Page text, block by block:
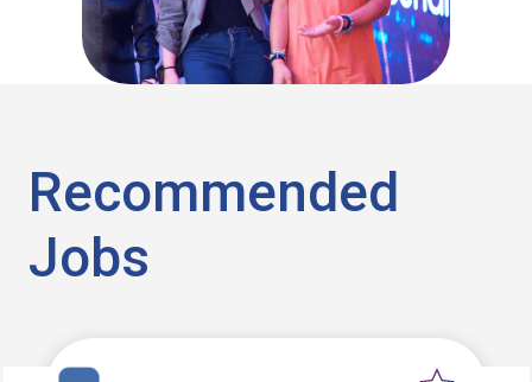
Recommended
Jobs